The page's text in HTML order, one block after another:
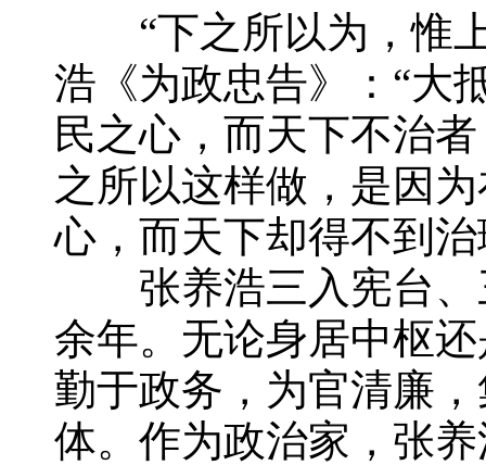
“下之所以为，惟
浩《为政忠告》：“大
民之心，而天下不治
之所以这样做，是因
心，而天下却得不到
张养浩三入宪台、
余年。无论身居中枢
勤于政务，为官清廉
体。作为政治家，张